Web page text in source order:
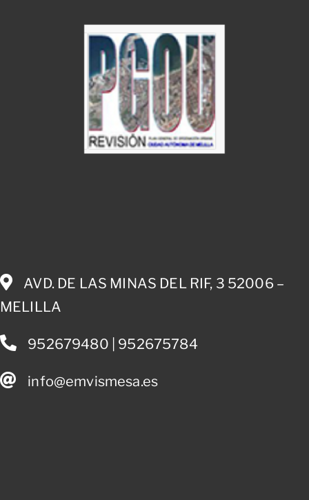
AVD. DE LAS MINAS DEL RIF, 3 52006 –
MELILLA
952679480 | 952675784
info@emvismesa.es